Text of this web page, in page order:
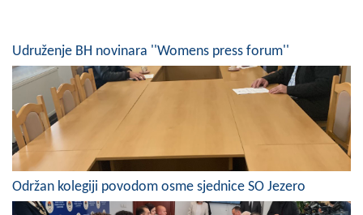
NAČELNIK
O Načelniku
Zamjenik načelnika
Izvještaj o radu načelnika
SKUPŠTINA
Udruženje BH novinara ''Womens press forum''
Održan kolegiji povodom osme sjednice SO Jezero